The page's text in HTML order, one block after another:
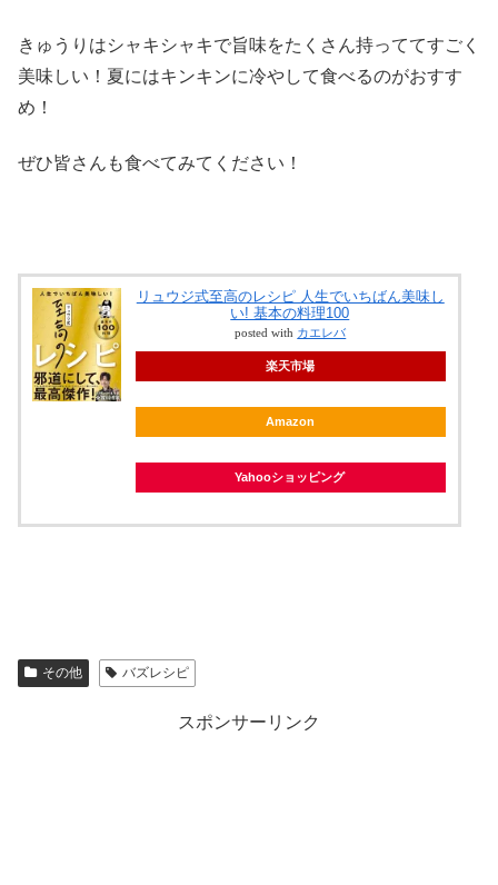
きゅうりはシャキシャキで旨味をたくさん持っててすごく
美味しい！夏にはキンキンに冷やして食べるのがおすす
め！
ぜひ皆さんも食べてみてください！
リュウジ式至高のレシピ 人生でいちばん美味し
い! 基本の料理100
posted with カエレバ
楽天市場
Amazon
Yahooショッピング
その他 バズレシピ
スポンサーリンク